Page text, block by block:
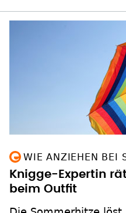
WIE ANZIEHEN BEI
Knigge-Expertin
beim Outfit